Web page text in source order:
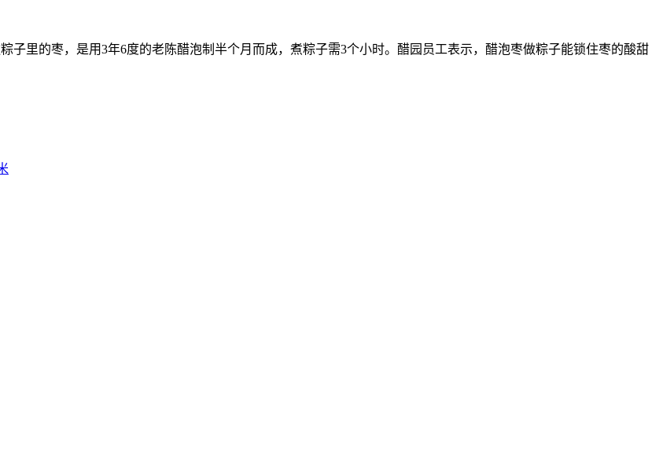
子里的枣，是用3年6度的老陈醋泡制半个月而成，煮粽子需3个小时。醋园员工表示，醋泡枣做粽子能锁住枣的酸甜